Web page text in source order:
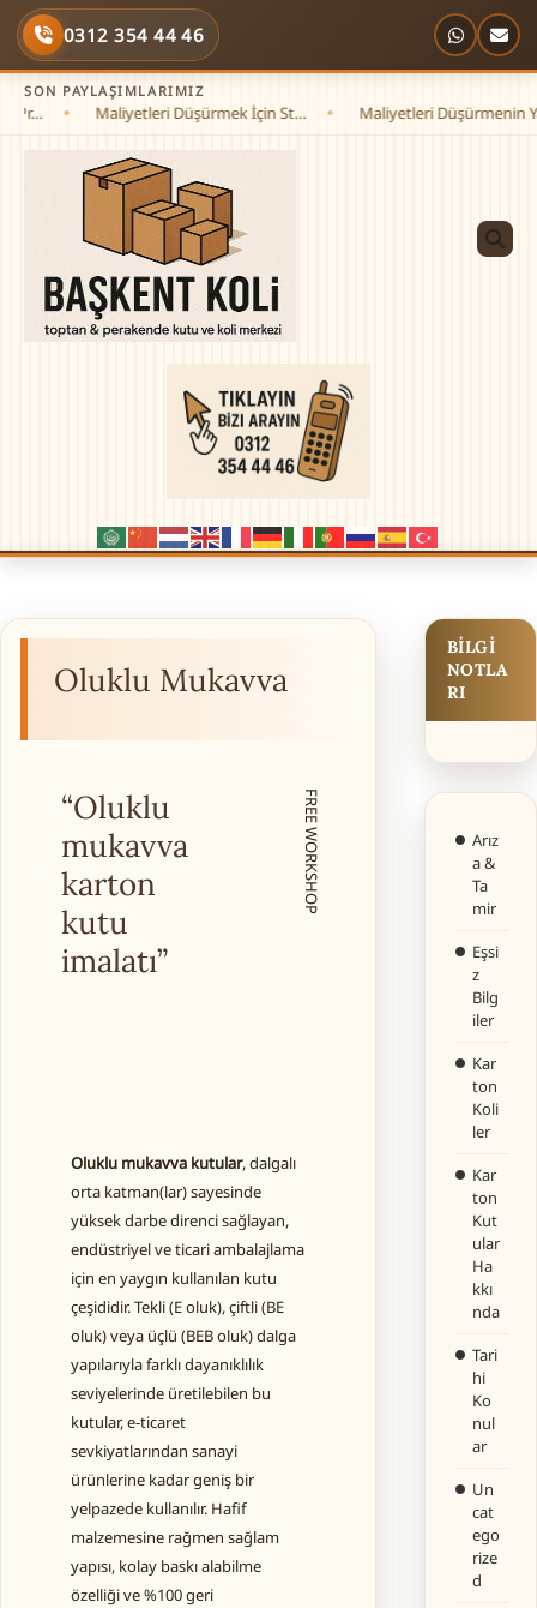
Skip
content
0312 354 44 46
SON PAYLAŞIMLARIMIZ
Maliyetleri Düşürmek İçin St… Maliyetleri Düşürmenin
Oluklu Mukavva
“Oluklu
mukavva
karton
kutu
imalatı”
FREE WORKSHOP
Oluklu mukavva kutular, dalgalı
orta katman(lar) sayesinde
yüksek darbe direnci sağlayan,
endüstriyel ve ticari ambalajlama
için en yaygın kullanılan kutu
çeşididir. Tekli (E oluk), çiftli (BE
oluk) veya üçlü (BEB oluk) dalga
yapılarıyla farklı dayanıklılık
seviyelerinde üretilebilen bu
kutular, e-ticaret
sevkiyatlarından sanayi
ürünlerine kadar geniş bir
yelpazede kullanılır. Hafif
malzemesine rağmen sağlam
yapısı, kolay baskı alabilme
özelliği ve %100 geri
BILGI
NOTLA
RI
Arız
a &
Ta
mir
Eşsi
z
Bilg
iler
Kar
ton
Koli
ler
Kar
ton
Kut
ular
Ha
kkı
nda
Tari
hi
Ko
nul
ar
Un
cat
ego
rize
d